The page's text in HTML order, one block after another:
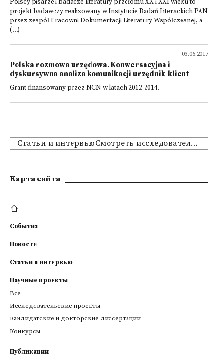
Polscy pisarze i badacze literatury przełomu XX i XXI wieku to
projekt badawczy realizowany w Instytucie Badań Literackich PAN
przez zespół Pracowni Dokumentacji Literatury Współczesnej, a
(...)
03.06.2017
Polska rozmowa urzędowa. Konwersacyjna i
dyskursywna analiza komunikacji urzędnik-klient
Grant finansowany przez NCN w latach 2012-2014.
Статьи и интервьюСмотреть исследовательские проекты
Kарта сайта
События
Новости
Статьи и интервью
Научные проекты
Все
Исследовательские проекты
Кандидатские и докторские диссертации
Конкурсы
Публикации